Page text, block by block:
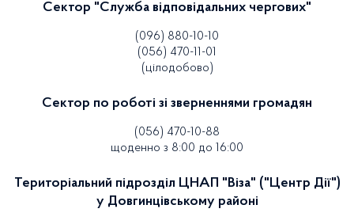
Сектор "Служба відповідальних чергових"
(096) 880-10-10
(056) 470-11-01
(цілодобово)
Сектор по роботі зі зверненнями громадян
(056) 470-10-88
щоденно з 8:00 до 16:00
Територіальний підрозділ ЦНАП "Віза" ("Центр Дії")
у Довгинцівському районі